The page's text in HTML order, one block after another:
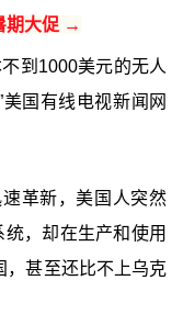
期大促 →
到1000美元的无人
国有线电视新闻网
革新，美国人突然
统，却在生产和使用
，甚至还比不上乌克